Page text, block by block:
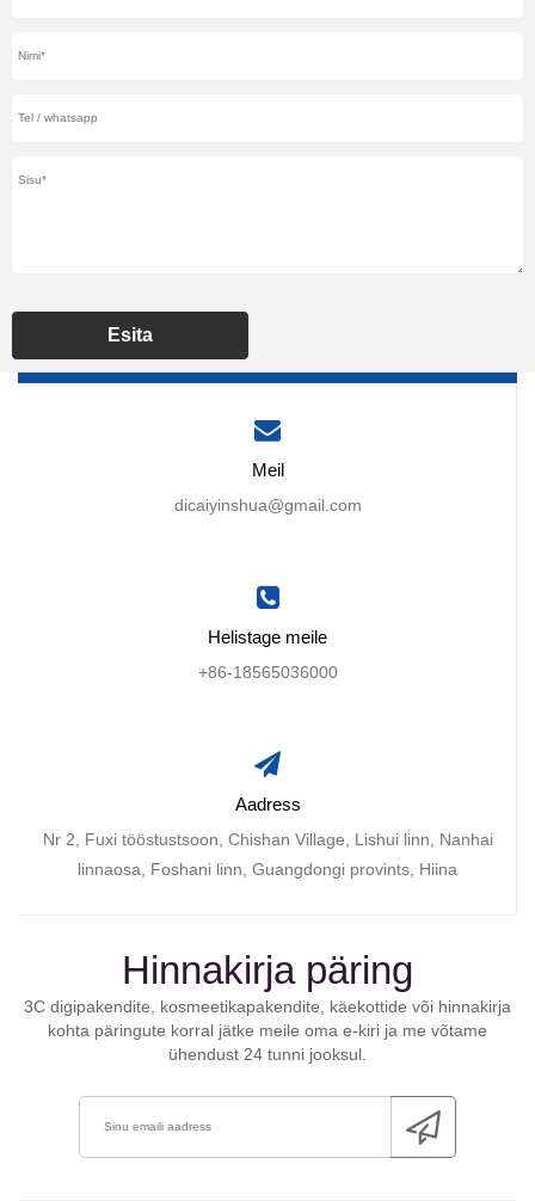
Esita
Meil
dicaiyinshua@gmail.com
Helistage meile
+86-18565036000
Aadress
Nr 2, Fuxi tööstustsoon, Chishan Village, Lishui linn, Nanhai
linnaosa, Foshani linn, Guangdongi provints, Hiina
Hinnakirja päring
3C digipakendite, kosmeetikapakendite, käekottide või hinnakirja
kohta päringute korral jätke meile oma e-kiri ja me võtame
ühendust 24 tunni jooksul.